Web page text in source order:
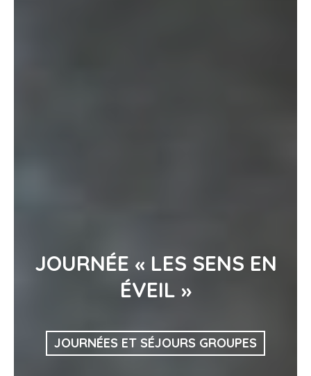
JOURNÉE « LES SENS EN
ÉVEIL »
JOURNÉES ET SÉJOURS GROUPES